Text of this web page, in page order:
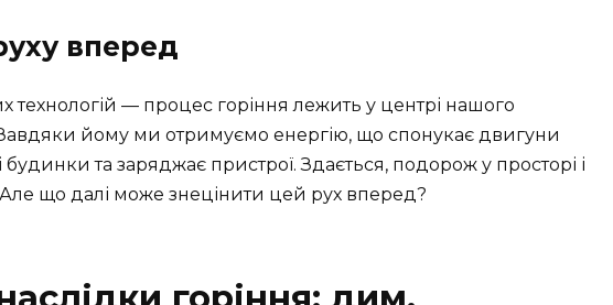
вперед
технологій — процес горіння лежить у центрі нашого
Завдяки йому ми отримуємо енергію, що спонукає двигуни
будинки та заряджає пристрої. Здається, подорож у просторі і
що далі може знецінити цей рух вперед?